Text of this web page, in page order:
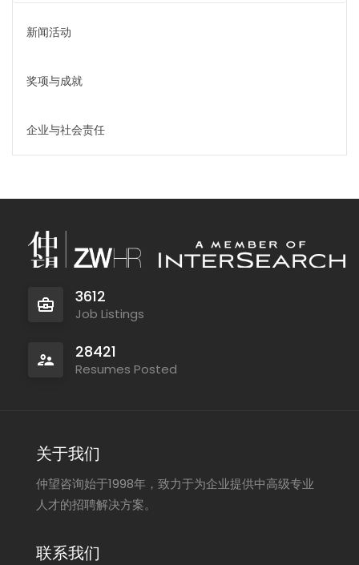
新闻活动
奖项与成就
企业与社会责任
3612
Job Listings
28421
Resumes Posted
关于我们
仲望咨询始于1998年，致力于为企业提供中高级专业
人才的招聘解决方案。
联系我们